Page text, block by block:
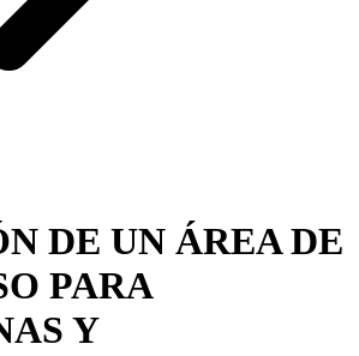
DE UN ÁREA DE
PARA
Y